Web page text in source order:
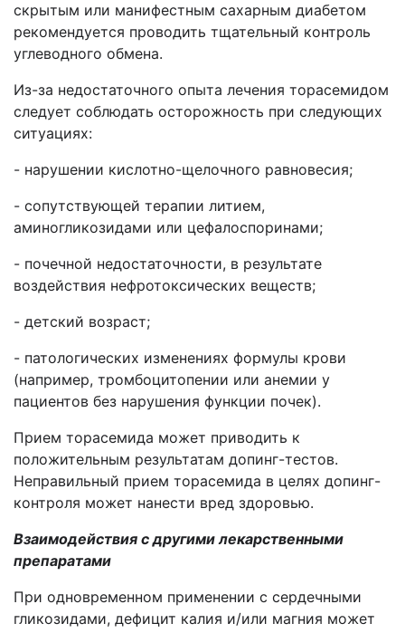
скрытым или манифестным сахарным диабетом
рекомендуется проводить тщательный контроль
углеводного обмена.
Из-за недостаточного опыта лечения торасемидом
следует соблюдать осторожность при следующих
ситуациях:
- нарушении кислотно-щелочного равновесия;
- сопутствующей терапии литием,
аминогликозидами или цефалоспоринами;
- почечной недостаточности, в результате
воздействия нефротоксических веществ;
- детский возраст;
- патологических изменениях формулы крови
(например, тромбоцитопении или анемии у
пациентов без нарушения функции почек).
Прием торасемида может приводить к
положительным результатам допинг-тестов.
Неправильный прием торасемида в целях допинг-
контроля может нанести вред здоровью.
Взаимодействия с другими лекарственными
препаратами
При одновременном применении с сердечными
гликозидами, дефицит калия и/или магния может